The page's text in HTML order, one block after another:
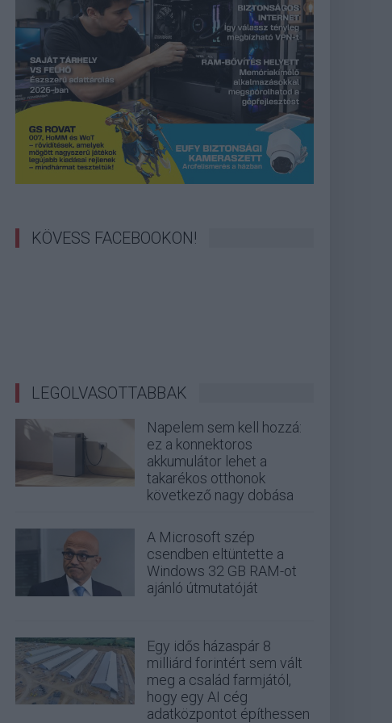
KÖVESS FACEBOOKON!
LEGOLVASOTTABBAK
Napelem sem kell hozzá:
ez a konnektoros
akkumulátor lehet a
takarékos otthonok
következő nagy dobása
A Microsoft szép
csendben eltüntette a
Windows 32 GB RAM-ot
ajánló útmutatóját
Egy idős házaspár 8
milliárd forintért sem vált
meg a család farmjától,
hogy egy AI cég
adatközpontot építhessen